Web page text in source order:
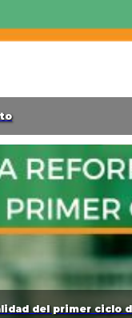
del primer ciclo